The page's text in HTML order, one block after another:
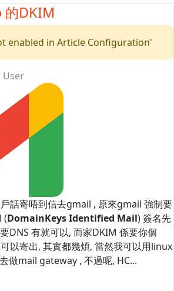
DKIM
enabled in Article Configuration'
User
話寄唔到信去gmail , 原來gmail 強制要
(DomainKeys Identified Mail) 簽名先
DNS 有就可以, 而家DKIM 係要你個
以寄出, 其實都幾煩, 當然我可以用linux
做mail gateway , 不過呢, HC...